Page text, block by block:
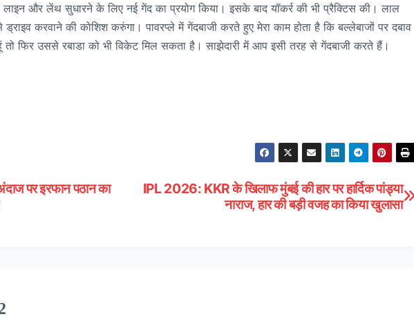
लाइन और लेंथ सुधारने के लिए नई गेंद का प्रयोग किया। इसके बाद यॉकर्र की भी प्रैक्टिस की। लाल
करवाने की कोशिश करुंगा। पावरप्ले में गेंदबाजी करते हुए मेरा काम होता है कि बल्लेबाजों पर दबाव
फिर उससे रबाडा को भी विकेट मिल सकता है। साझेदारी में आप इसी तरह से गेंदबाजी करते हैं।
IPL 2026: KKR के खिलाफ मुंबई की हार पर हार्दिक पांड्या
नाराज, हार की बड़ी वजह का किया खुलासा
पर इरफान पठान का